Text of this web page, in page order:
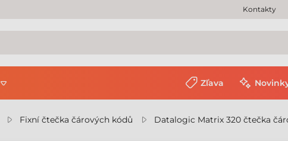
Kontakty
Zľava
Fixní čtečka čárových kódů Datalogic Matrix 320 čtečka